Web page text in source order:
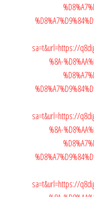
sa=t&url=https://
%8A-
sa=t&url=https://
%8A-
sa=t&url=https://